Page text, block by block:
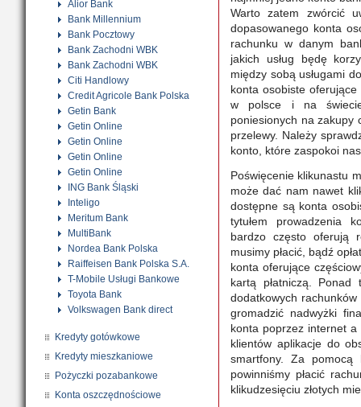
Alior Bank
Bank Millennium
Bank Pocztowy
Bank Zachodni WBK
Bank Zachodni WBK
Citi Handlowy
Credit Agricole Bank Polska
Getin Bank
Getin Online
Getin Online
Getin Online
Getin Online
ING Bank Śląski
Inteligo
Meritum Bank
MultiBank
Nordea Bank Polska
Raiffeisen Bank Polska S.A.
T-Mobile Usługi Bankowe
Toyota Bank
Volkswagen Bank direct
Kredyty gotówkowe
Kredyty mieszkaniowe
Pożyczki pozabankowe
Konta oszczędnościowe
Warto zatem zwórcić
dopasowanego konta
rachunku w danym
jakich usług będę
między sobą usługami
konta osobiste
w polsce i na
poniesionych na zakupy
przelewy. Należy
konto, które zaspokoi
Poświęcenie klikunastu
może dać nam nawet
dostępne są konta
tytułem prowadzenia
bardzo często oferują
musimy płacić, bądź
konta oferujące
kartą płatniczą.
dodatkowych
gromadzić nadwyżki
konta poprzez internet
klientów aplikacje do
smartfony. Za
powinniśmy płacić
klikudzesięciu złotych